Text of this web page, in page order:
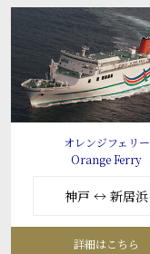
オレンジフェリー
Orange Ferry
神戸 ↔ 新居浜
詳細はこちら